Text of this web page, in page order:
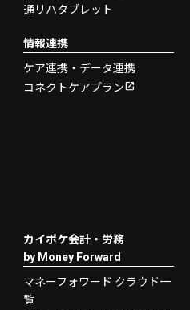
通リハタブレット
情報連携
ケア連携・データ連携
コネクトケアプラン
カイポケ会計・労務
by Money Forward
マネーフォワード クラウド一
覧